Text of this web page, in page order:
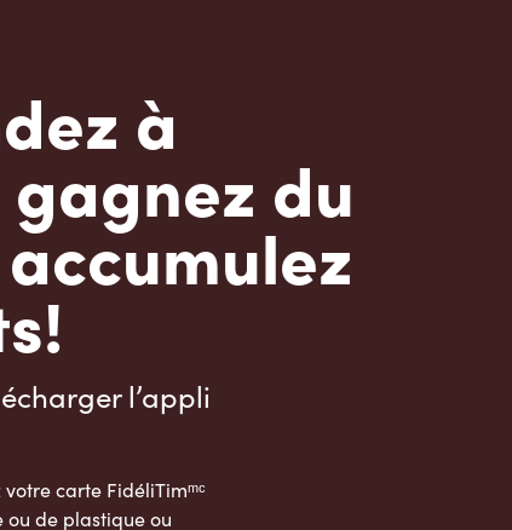
à
gagnez du
l’appli
votre carte FidéliTimᵐᶜ
ou de plastique ou